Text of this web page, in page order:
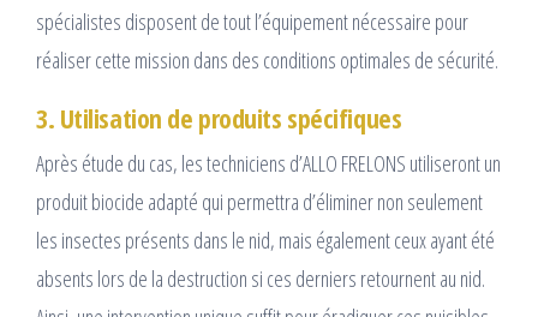
spécialistes disposent de tout l’équipement nécessaire pour
réaliser cette mission dans des conditions optimales de sécurité.
3. Utilisation de produits spécifiques
Après étude du cas, les techniciens d’ALLO FRELONS utiliseront un
produit biocide adapté qui permettra d’éliminer non seulement
les insectes présents dans le nid, mais également ceux ayant été
absents lors de la destruction si ces derniers retournent au nid.